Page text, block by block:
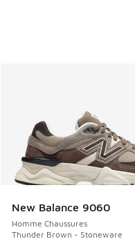
New Balance 9060
Homme Chaussures
Thunder Brown - Stoneware